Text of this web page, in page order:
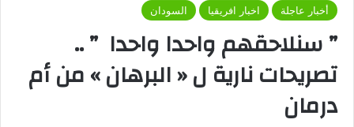
أخبار عاجلة اخبار افريقيا السودان
” سنلاحقهم واحدا واحدا ” ..
تصريحات نارية ل « البرهان » من أم
درمان